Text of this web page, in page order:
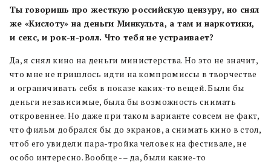
Ты говоришь про жесткую российскую цензуру, но снял
же «Кислоту» на деньги Минкульта, а там и наркотики,
и секс, и рок-н-ролл. Что тебя не устраивает?
Да, я снял кино на деньги министерства. Но это не значит,
что мне не пришлось идти на компромиссы в творчестве
и ограничивать себя в показе каких-то вещей. Были бы
деньги независимые, была бы возможность снимать
откровеннее. Но даже при таком варианте совсем не факт,
что фильм добрался бы до экранов, а снимать кино в стол,
чтоб его увидели пара-тройка человек на фестивале, не
особо интересно. Вообще -– да, были какие-то